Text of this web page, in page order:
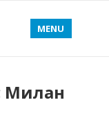
MENU
Милан